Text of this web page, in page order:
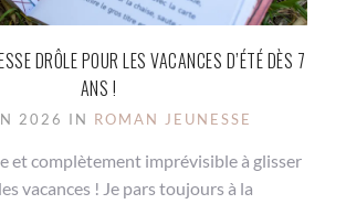
DRÔLE POUR LES VACANCES D’ÉTÉ DÈS 7
ANS !
2026 IN ROMAN JEUNESSE
et complètement imprévisible à glisser
vacances ! Je pars toujours à la